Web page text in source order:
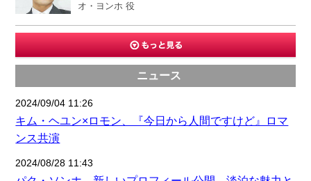
オ・ヨンホ 役
ニュース
2024/09/04 11:26
キム・ヘユン×ロモン、『今日から人間ですけど』ロマ
ンス共演
2024/08/28 11:43